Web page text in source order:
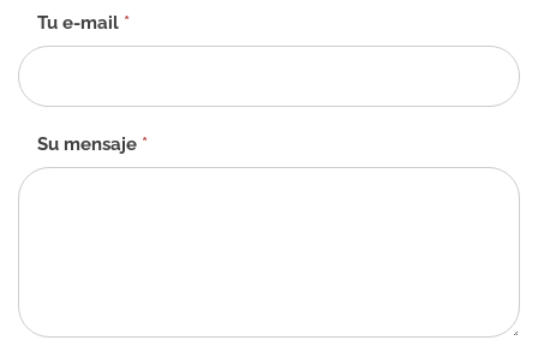
Tu e-mail *
Su mensaje *